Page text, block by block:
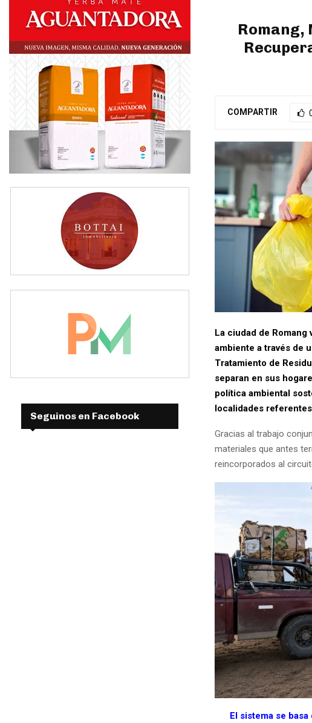
Romang,
COMPARTIR
La ciudad de
ambiente a través de
Tratamiento de
separan en sus
política ambiental
localidades
Gracias al trabajo
materiales que antes
reincorporados al
El sistema se
Seguinos en Facebook